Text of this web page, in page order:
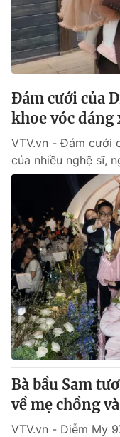
Sản phẩm
Thị trường
Tư vấn
Lịch phát sóng
Chuyên mục khác
Emagazine
Photo
VTV Money
VTV Sức khoẻ
Thị trường 24h
VTV4
VTV9
Đám cưới của
khoe vóc dáng
VTV.vn - Đám cưới
của nhiều nghệ sĩ,
Bà bầu Sam
về mẹ chồng
VTV.vn - Diễm My